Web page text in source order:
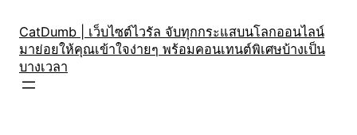
content
CatDumb | เว็บไซต์ไวรัล จับทุกกระแสบนโลกออนไลน์
มาย่อยให้คุณเข้าใจง่ายๆ พร้อมคอนเทนต์พิเศษบ้างเป็น
บางเวลา